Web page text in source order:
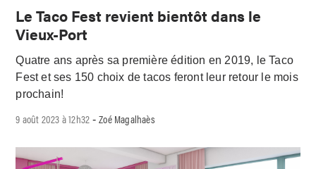
Le Taco Fest revient bientôt dans le
Vieux-Port
Quatre ans après sa première édition en 2019, le Taco
Fest et ses 150 choix de tacos feront leur retour le mois
prochain!
9 août 2023 à 12h32 -Zoé Magalhaès